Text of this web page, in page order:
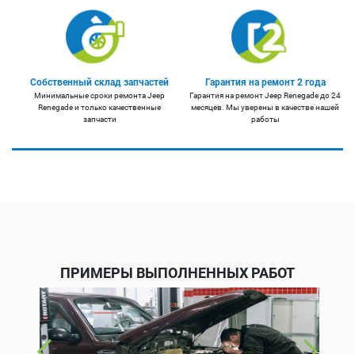
Собственный склад запчастей
Минимальные сроки ремонта Jeep
Renegade и только качественные
запчасти
Гарантия на ремонт 2 года
Гарантия на ремонт Jeep Renegade до 24
месяцев. Мы уверены в качестве нашей
работы
ПРИМЕРЫ ВЫПОЛНЕННЫХ РАБОТ